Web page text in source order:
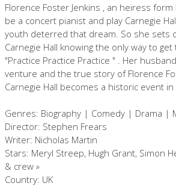
Florence Foster Jenkins , an heiress form
be a concert pianist and play Carnegie
youth deterred that dream. So she sets
Carnegie Hall knowing the only way to
"Practice Practice Practice " . Her
venture and the true story of Florence
Carnegie Hall becomes a historic event
Genres: Biography | Comedy | Drama |
Director: Stephen Frears
Writer: Nicholas Martin
Stars: Meryl Streep, Hugh Grant, Simon
& crew »
Country: UK